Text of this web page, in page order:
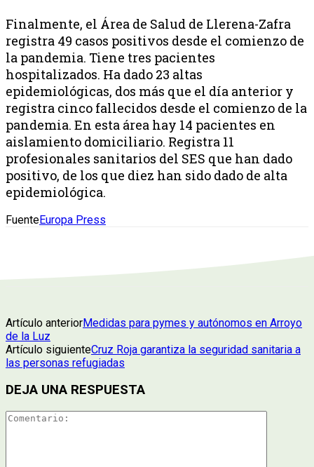
Finalmente, el Área de Salud de Llerena-Zafra
registra 49 casos positivos desde el comienzo de
la pandemia. Tiene tres pacientes
hospitalizados. Ha dado 23 altas
epidemiológicas, dos más que el día anterior y
registra cinco fallecidos desde el comienzo de la
pandemia. En esta área hay 14 pacientes en
aislamiento domiciliario. Registra 11
profesionales sanitarios del SES que han dado
positivo, de los que diez han sido dado de alta
epidemiológica.
FuenteEuropa Press
Artículo anteriorMedidas para pymes y autónomos en Arroyo
de la Luz
Artículo siguienteCruz Roja garantiza la seguridad sanitaria a
las personas refugiadas
DEJA UNA RESPUESTA